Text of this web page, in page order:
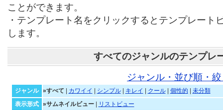
ことができます。
・テンプレート名をクリックするとテンプレート
します。
すべてのジャンルのテンプレ
ジャンル・並び順・
ジャンル »すべて カワイイ シンプル| キレイ クール| 個性的
未分類
表示形式
»サムネイルビュー|
リストビュー